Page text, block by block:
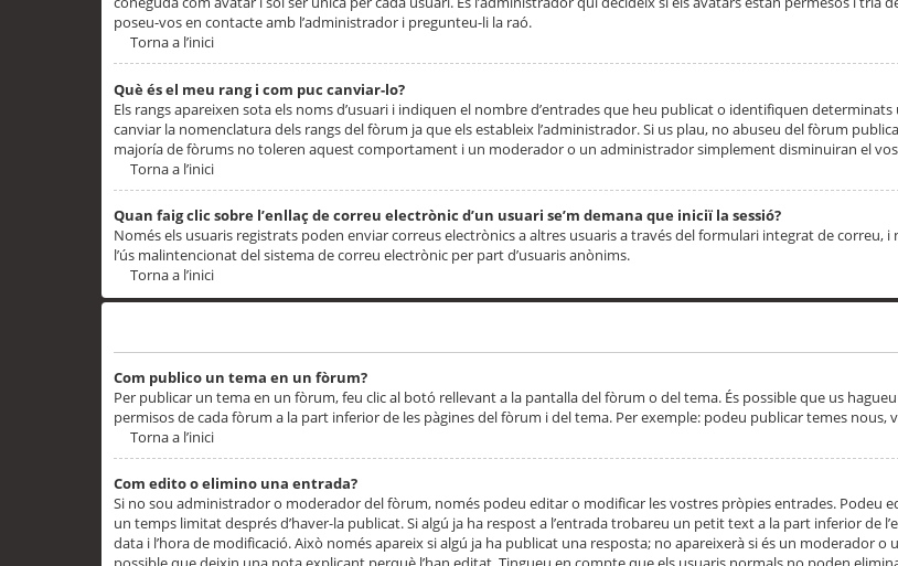
poseu-vos en contacte amb l’administrador i pregunteu-li la raó.
Torna a l’inici
Què és el meu rang i com puc canviar-lo?
Els rangs apareixen sota els noms d’usuari i indiquen el nombre d’entrades que heu publicat o identifiquen
canviar la nomenclatura dels rangs del fòrum ja que els estableix l’administrador. Si us plau, no abuseu del fòrum
majoría de fòrums no toleren aquest comportament i un moderador o un administrador simplement disminuiran el
Torna a l’inici
Quan faig clic sobre l’enllaç de correu electrònic d’un usuari se’m demana que iniciï la sessió?
Només els usuaris registrats poden enviar correus electrònics a altres usuaris a través del formulari integrat de correu,
l’ús malintencionat del sistema de correu electrònic per part d’usuaris anònims.
Torna a l’inici
Com publico un tema en un fòrum?
Per publicar un tema en un fòrum, feu clic al botó rellevant a la pantalla del fòrum o del tema. És possible que us
permisos de cada fòrum a la part inferior de les pàgines del fòrum i del tema. Per exemple: podeu publicar temes nous,
Torna a l’inici
Com edito o elimino una entrada?
Si no sou administrador o moderador del fòrum, només podeu editar o modificar les vostres pròpies entrades. Podeu
un temps limitat després d’haver-la publicat. Si algú ja ha respost a l’entrada trobareu un petit text a la part inferior de
data i l’hora de modificació. Això només apareix si algú ja ha publicat una resposta; no apareixerà si és un moderador